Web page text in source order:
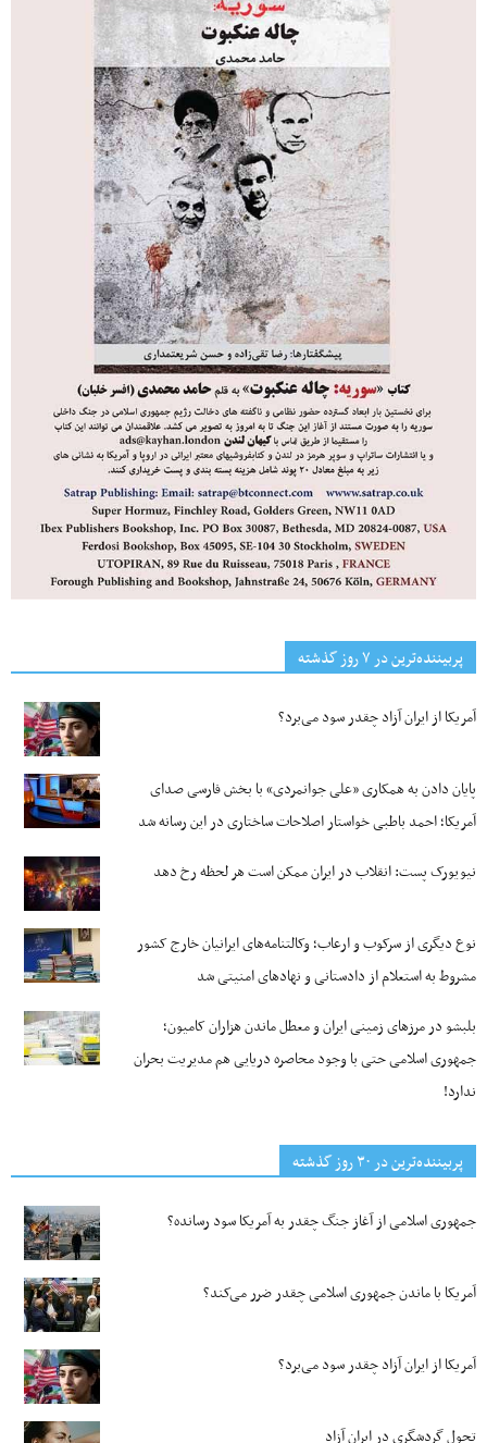
پربیننده‌ترین‌ در ۷ روز گذشته
آمریکا از ایران آزاد چقدر سود می‌برد؟
پایان دادن به همکاری «علی جوانمردی» با بخش فارسی صدای
آمریکا؛ احمد باطبی خواستار اصلاحات ساختاری در این رسانه شد
نیویورک پست: انقلاب در ایران ممکن است هر لحظه رخ دهد
نوع دیگری از سرکوب و ارعاب؛ وکالتنامه‌های ایرانیان خارج کشور
مشروط به استعلام از دادستانی و نهادهای امنیتی شد
بلبشو در مرزهای زمینی ایران و معطل ماندن هزاران کامیون؛
جمهوری اسلامی حتی با وجود محاصره دریایی هم مدیریت بحران
ندارد!
پربیننده‌ترین‌ در ۳۰ روز گذشته
جمهوری اسلامی از آغاز جنگ چقدر به آمریکا سود رسانده؟
آمریکا با ماندن جمهوری اسلامی چقدر ضرر می‌کند؟
آمریکا از ایران آزاد چقدر سود می‌برد؟
تحول گردشگری در ایران آزاد